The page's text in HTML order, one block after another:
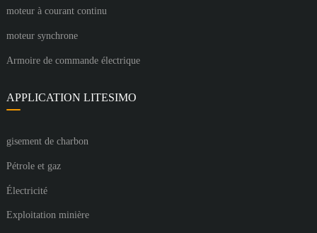
moteur à courant continu
moteur synchrone
Armoire de commande électrique
APPLICATION LITESIMO
gisement de charbon
Pétrole et gaz
Électricité
Exploitation minière